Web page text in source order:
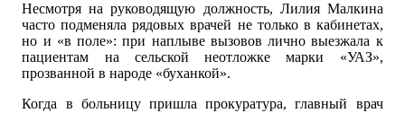
Несмотря на руководящую должность, Лилия Малкина
часто подменяла рядовых врачей не только в кабинетах,
но и «в поле»: при наплыве вызовов лично выезжала к
пациентам на сельской неотложке марки «УАЗ»,
прозванной в народе «буханкой».
Когда в больницу пришла прокуратура, главный врач